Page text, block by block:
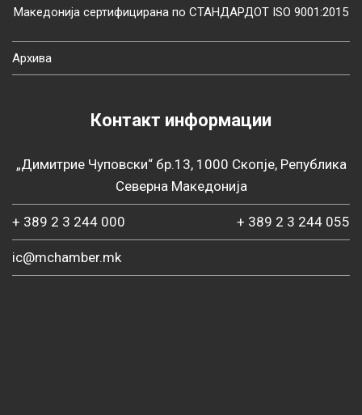
Македонија сертифицирана по СТАНДАРДОТ ISO 9001:2015
Архива
Контакт информации
„Димитрие Чуповски“ бр.13, 1000 Скопје, Република
Северна Македонија
+ 389 2 3 244 000 + 389 2 3 244 055
ic@mchamber.mk